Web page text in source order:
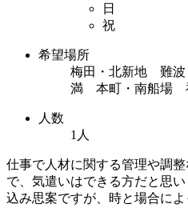
日
祝
希望場所
梅田・北新地 難
満 本町・南船場
人数
1人
仕事で人材に関する管理や調
で、気遣いはできる方だと思
込み思案ですが、時と場合によ